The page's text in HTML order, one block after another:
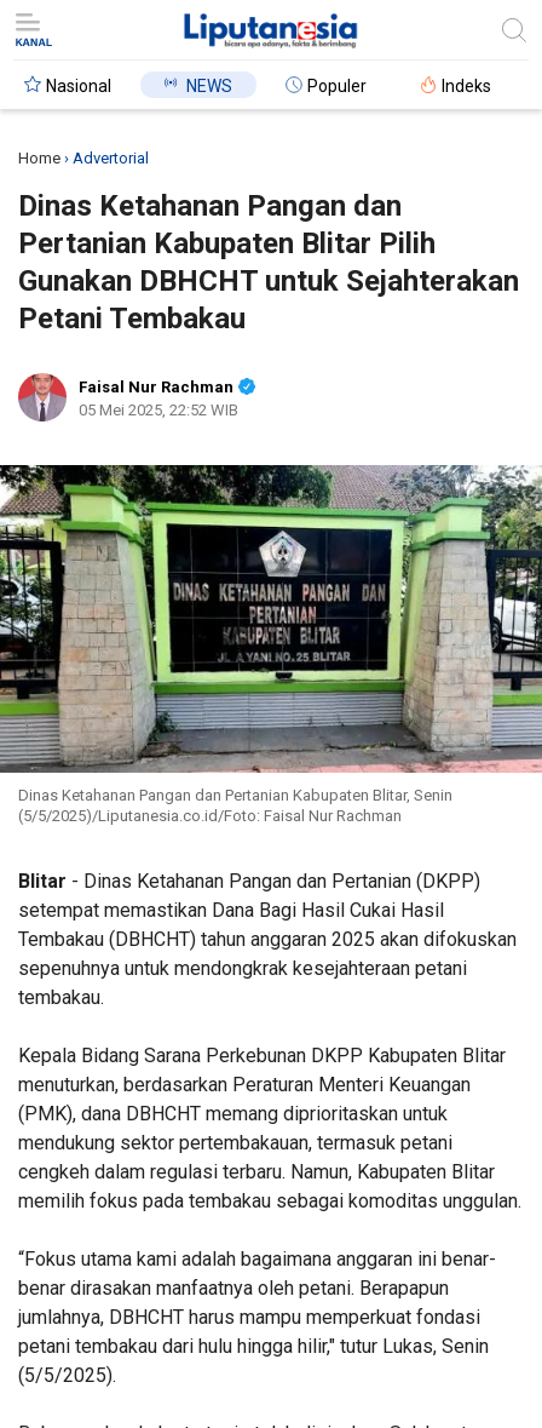
Nasional NEWS Populer Indeks
Home › Advertorial
Dinas Ketahanan Pangan dan
Pertanian Kabupaten Blitar Pilih
Gunakan DBHCHT untuk Sejahterakan
Petani Tembakau
Faisal Nur Rachman
05 Mei 2025, 22:52 WIB
Dinas Ketahanan Pangan dan Pertanian Kabupaten Blitar, Senin
(5/5/2025)/Liputanesia.co.id/Foto: Faisal Nur Rachman
Blitar - Dinas Ketahanan Pangan dan Pertanian (DKPP)
setempat memastikan Dana Bagi Hasil Cukai Hasil
Tembakau (DBHCHT) tahun anggaran 2025 akan difokuskan
sepenuhnya untuk mendongkrak kesejahteraan petani
tembakau.
Kepala Bidang Sarana Perkebunan DKPP Kabupaten Blitar
menuturkan, berdasarkan Peraturan Menteri Keuangan
(PMK), dana DBHCHT memang diprioritaskan untuk
mendukung sektor pertembakauan, termasuk petani
cengkeh dalam regulasi terbaru. Namun, Kabupaten Blitar
memilih fokus pada tembakau sebagai komoditas unggulan.
“Fokus utama kami adalah bagaimana anggaran ini benar-
benar dirasakan manfaatnya oleh petani. Berapapun
jumlahnya, DBHCHT harus mampu memperkuat fondasi
petani tembakau dari hulu hingga hilir," tutur Lukas, Senin
(5/5/2025).